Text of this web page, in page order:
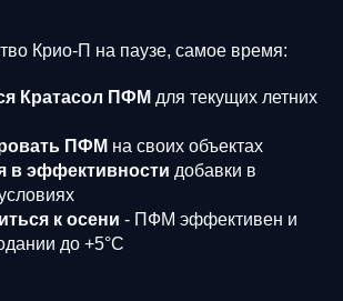
Крио-П на паузе, самое время:
Кратасол ПФМ для текущих летних
ПФМ на своих объектах
в эффективности добавки в
к осени - ПФМ эффективен и
до +5°C